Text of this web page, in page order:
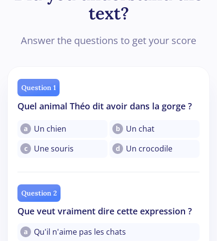
text?
Answer the questions to get your score
Question 1
Quel animal Théo dit avoir dans la gorge ?
a Un chien b Un chat
c Une souris d Un crocodile
Question 2
Que veut vraiment dire cette expression ?
a Qu'il n'aime pas les chats